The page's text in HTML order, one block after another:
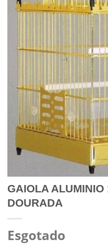
GAIOLA ALUMINIO
DOURADA
Esgotado